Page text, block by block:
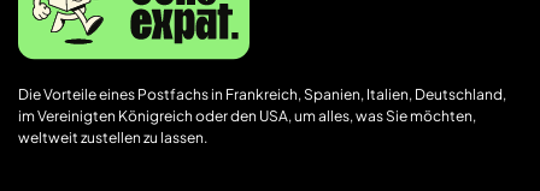
Die Vorteile eines Postfachs in Frankreich, Spanien, Italien, Deutschland,
im Vereinigten Königreich oder den USA, um alles, was Sie möchten,
weltweit zustellen zu lassen.